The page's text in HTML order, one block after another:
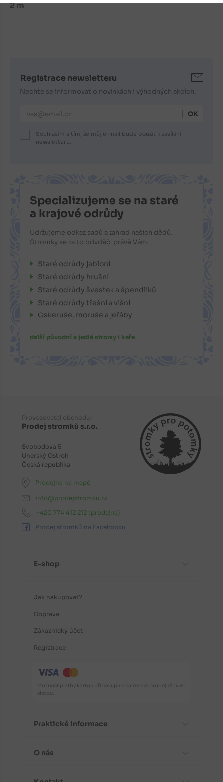
2 m
Registrace newsletteru
Nechte se informovat o novinkách i výhodných akcích.
E-mailová adresa
Souhlasím s tím, že můj e-mail bude použit k zasílání
newsletteru.
Specializujeme se na staré
a krajové odrůdy
Udržujeme odkaz sadů a zahrad našich dědů.
Stromky se za to odvděčí právě Vám.
Staré odrůdy jabloní
Staré odrůdy hrušní
Staré odrůdy švestek a špendlíků
Staré odrůdy třešní a višní
Oskeruše, moruše a jeřáby
další původní a jedlé stromy i keře
Provozovatel obchodu:
Prodej stromků s.r.o.
Svobodova 5
Uherský Ostroh
Česká republika
Prodejna na mapě
info@prodejstromku.cz
+420 774 412 212 (prodejna)
Prodej stromků na Facebooku
E-shop
Jak nakupovat?
Doprava
Zákaznický účet
Registrace
Možnost platby kartou při nákupu v kamenné prodejně i v e-
shopu.
Praktické informace
Časté dotazy
O nás